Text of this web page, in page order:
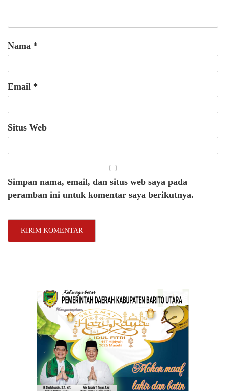
Nama *
Email *
Situs Web
Simpan nama, email, dan situs web saya pada
peramban ini untuk komentar saya berikutnya.